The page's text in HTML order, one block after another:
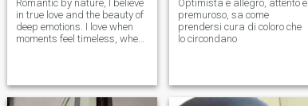
Romantic by nature, I believe
in true love and the beauty of
deep emotions. I love when
moments feel timeless, when
hearts. I am passionate,
curious, and warm-hearted.
Optimista e allegro, attento e
premuroso, sa come
prendersi cura di coloro che
lo circondano